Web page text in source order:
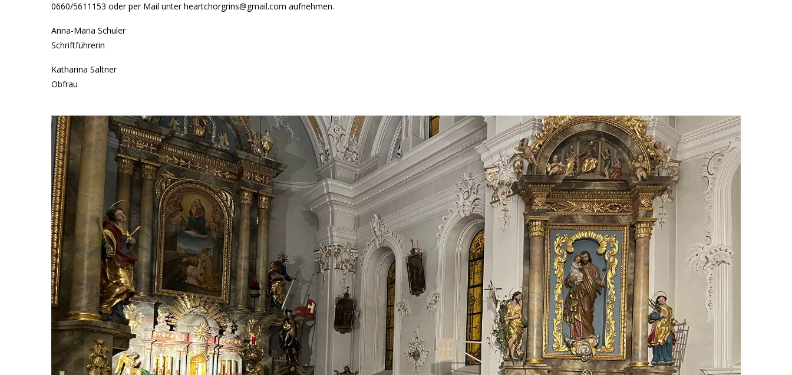
0660/5611153 oder per Mail unter heartchorgrins@gmail.com aufnehmen.
Anna-Maria Schuler
Schriftführerin
Katharina Saltner
Obfrau
Galeriebilder